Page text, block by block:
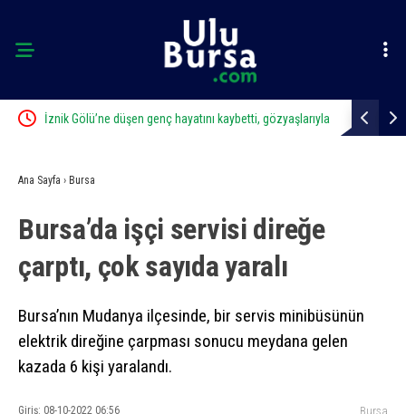
İznik Gölü’ne düşen genç hayatını kaybetti, gözyaşlarıyla Uludağ’da
Ana Sayfa › Bursa
Bursa’da işçi servisi direğe
çarptı, çok sayıda yaralı
Bursa’nın Mudanya ilçesinde, bir servis minibüsünün
elektrik direğine çarpması sonucu meydana gelen
kazada 6 kişi yaralandı.
Giriş: 08-10-2022 06:56
Bursa